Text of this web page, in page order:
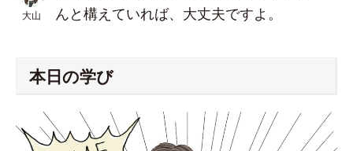
大山
んと構えていれば、大丈夫ですよ。
本日の学び